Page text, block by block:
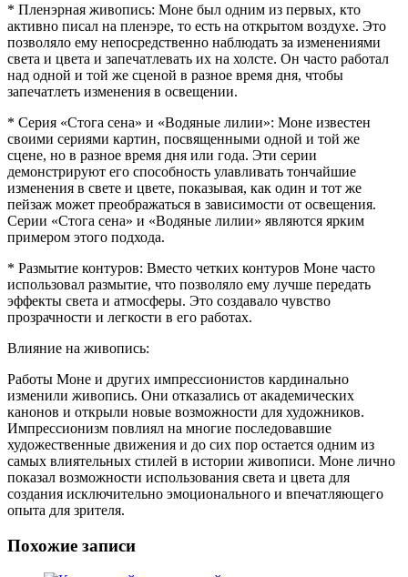
* Пленэрная живопись: Моне был одним из первых, кто
активно писал на пленэре, то есть на открытом воздухе. Это
позволяло ему непосредственно наблюдать за изменениями
света и цвета и запечатлевать их на холсте. Он часто работал
над одной и той же сценой в разное время дня, чтобы
запечатлеть изменения в освещении.
* Серия «Стога сена» и «Водяные лилии»: Моне известен
своими сериями картин, посвященными одной и той же
сцене, но в разное время дня или года. Эти серии
демонстрируют его способность улавливать тончайшие
изменения в свете и цвете, показывая, как один и тот же
пейзаж может преображаться в зависимости от освещения.
Серии «Стога сена» и «Водяные лилии» являются ярким
примером этого подхода.
* Размытие контуров: Вместо четких контуров Моне часто
использовал размытие, что позволяло ему лучше передать
эффекты света и атмосферы. Это создавало чувство
прозрачности и легкости в его работах.
Влияние на живопись:
Работы Моне и других импрессионистов кардинально
изменили живопись. Они отказались от академических
канонов и открыли новые возможности для художников.
Импрессионизм повлиял на многие последовавшие
художественные движения и до сих пор остается одним из
самых влиятельных стилей в истории живописи. Моне лично
показал возможности использования света и цвета для
создания исключительно эмоционального и впечатляющего
опыта для зрителя.
Похожие записи